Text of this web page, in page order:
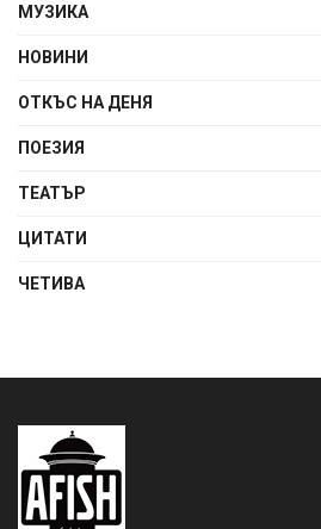
МУЗИКА
НОВИНИ
ОТКЪС НА ДЕНЯ
ПОЕЗИЯ
ТЕАТЪР
ЦИТАТИ
ЧЕТИВА